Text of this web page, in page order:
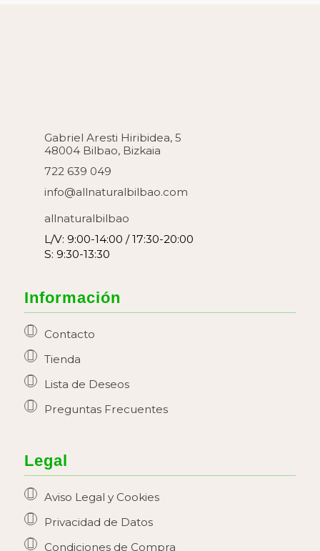
Gabriel Aresti Hiribidea, 5
48004 Bilbao, Bizkaia
722 639 049
info@allnaturalbilbao.com
allnaturalbilbao
L/V: 9:00-14:00 / 17:30-20:00
S: 9:30-13:30
Información
Contacto
Tienda
Lista de Deseos
Preguntas Frecuentes
Legal
Aviso Legal y Cookies
Privacidad de Datos
Condiciones de Compra